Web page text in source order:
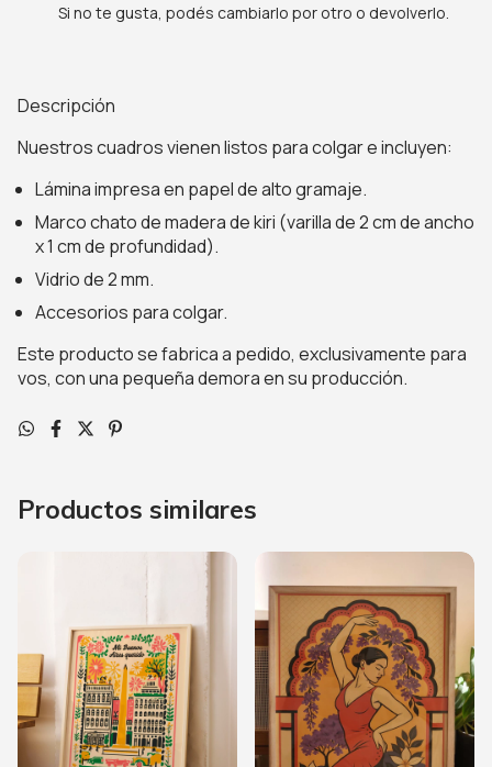
Si no te gusta, podés cambiarlo por otro o devolverlo.
Descripción
Nuestros cuadros vienen listos para colgar e incluyen:
Lámina impresa en papel de alto gramaje.
Marco chato de madera de kiri (varilla de 2 cm de ancho
x 1 cm de profundidad).
Vidrio de 2 mm.
Accesorios para colgar.
Este producto se fabrica a pedido, exclusivamente para
vos, con una pequeña demora en su producción.
Productos similares